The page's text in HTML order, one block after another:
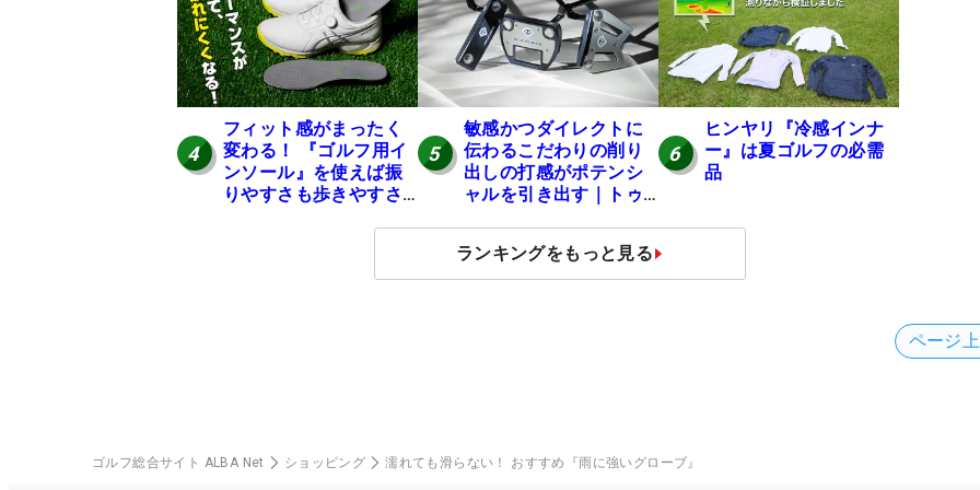
4
フィット感がまったく
変わる！ 『ゴルフ用イ
ンソール』を使えば振
りやすさも歩きやすさ
5
敏感かつダイレクトに
伝わるこだわりの削り
出しの打感がポテンシ
ャルを引き出す｜トゥ
6
ヒンヤリ『冷感インナ
ー』は夏ゴルフの必需
品
ランキングをもっと見る
ページ
ゴルフ総合サイト ALBA Net ショッピング 濡れても滑らない！ おすすめ『雨に強いグローブ』